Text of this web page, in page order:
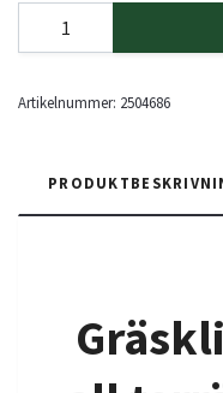
Artikelnummer: 2504686